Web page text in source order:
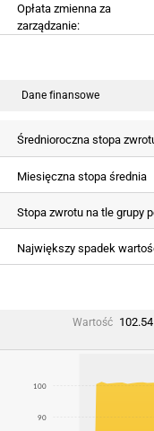
Opłata zmienna za
zarządzanie:
Dane finansowe
Średnioroczna stopa
Miesięczna stopa średnia
Stopa zwrotu na tle grupy
Największy spadek
Wartość 102.54
90
100